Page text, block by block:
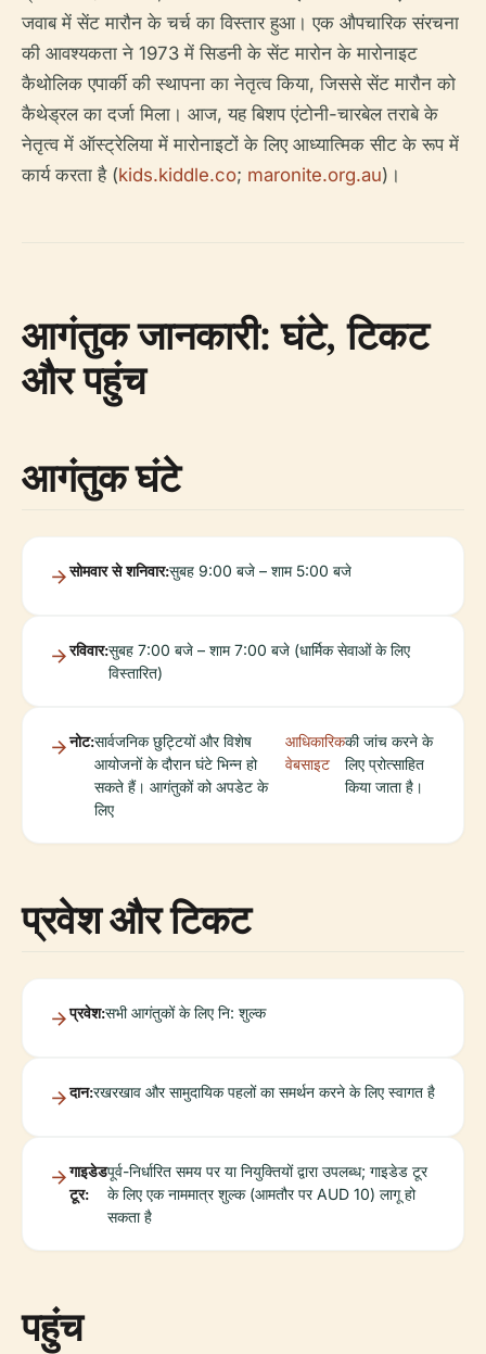
जवाब में सेंट मारौन के चर्च का विस्तार हुआ। एक औपचारिक संरचना
की आवश्यकता ने 1973 में सिडनी के सेंट मारोन के मारोनाइट
कैथोलिक एपार्की की स्थापना का नेतृत्व किया, जिससे सेंट मारौन को
कैथेड्रल का दर्जा मिला। आज, यह बिशप एंटोनी-चारबेल तराबे के
नेतृत्व में ऑस्ट्रेलिया में मारोनाइटों के लिए आध्यात्मिक सीट के रूप में
कार्य करता है (kids.kiddle.co; maronite.org.au)।
आगंतुक जानकारी: घंटे, टिकट
और पहुंच
आगंतुक घंटे
सोमवार से शनिवार:सुबह 9:00 बजे – शाम 5:00 बजे
रविवार:सुबह 7:00 बजे – शाम 7:00 बजे (धार्मिक सेवाओं के लिए
विस्तारित)
नोट:सार्वजनिक छुट्टियों और विशेष
आयोजनों के दौरान घंटे भिन्न हो
सकते हैं। आगंतुकों को अपडेट के
लिए
आधिकारिक
वेबसाइट
की जांच करने के
लिए प्रोत्साहित
किया जाता है।
प्रवेश और टिकट
प्रवेश:सभी आगंतुकों के लिए नि: शुल्क
दान:रखरखाव और सामुदायिक पहलों का समर्थन करने के लिए स्वागत है
गाइडेड
टूर:
पूर्व-निर्धारित समय पर या नियुक्तियों द्वारा उपलब्ध; गाइडेड टूर
के लिए एक नाममात्र शुल्क (आमतौर पर AUD 10) लागू हो
सकता है
पहुंच